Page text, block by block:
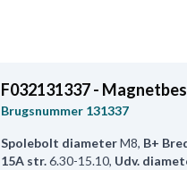
F032131337 -
Brugsnummer 131337
Spolebolt diameterM8, B+
15A str.6.30-15.10, Udv.